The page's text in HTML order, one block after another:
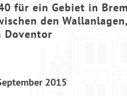
für ein Gebiet in
den
Doventor
2015